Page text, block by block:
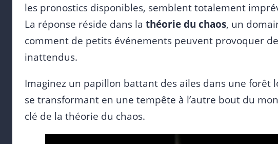
les pronostics disponibles, semblent totalement
La réponse réside dans la théorie du chaos, un
comment de petits événements peuvent provoquer
inattendus.
Imaginez un papillon battant des ailes dans une forêt
se transformant en une tempête à l’autre bout du
clé de la théorie du chaos.